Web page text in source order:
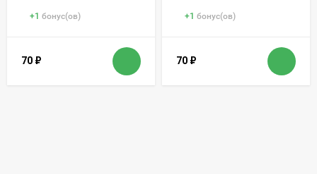
+1 бонус(ов)
70 ₽
+1 бонус(ов)
70 ₽